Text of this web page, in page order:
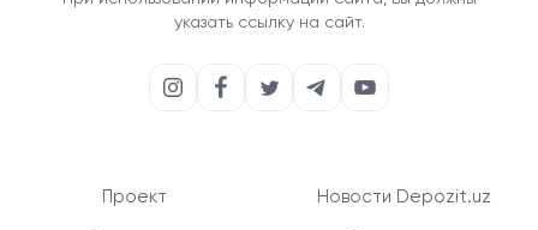
указать ссылку на сайт.
Проект Новости Depozit.uz